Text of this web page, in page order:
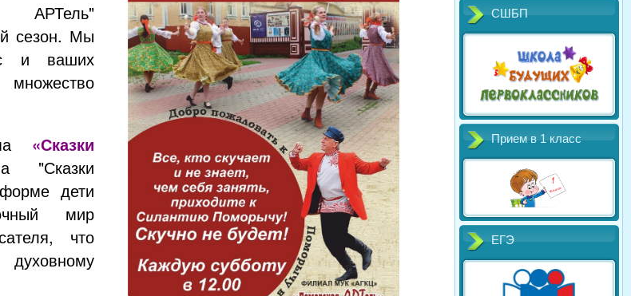
АРТель"
сезон. Мы
и ваших
«Сказки
"Сказки
дети
мир
что
духовному
СШБП
Прием в 1 класс
ЕГЭ